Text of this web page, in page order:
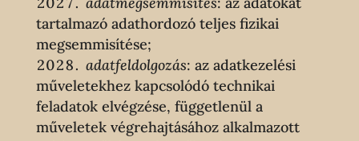
tartalmazó adathordozó teljes fizikai
megsemmisítése;
adatfeldolgozás: az adatkezelési
műveletekhez kapcsolódó technikai
feladatok elvégzése, függetlenül a
műveletek végrehajtásához alkalmazott